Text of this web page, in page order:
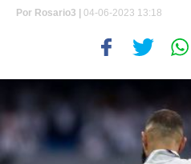
Por Rosario3 | 04-06-2023 13:18